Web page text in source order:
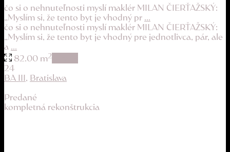
čo si o nehnuteľnosti myslí maklér MILAN ČIERŤAŽSKÝ:
„Myslím si, že tento byt je vhodný pr ...
čo si o nehnuteľnosti myslí maklér MILAN ČIERŤAŽSKÝ:
„Myslím si, že tento byt je vhodný pre jednotlivca, pár, ale
a ...
82.00 m2
24
BA III Bratislava
Predané
kompletná rekonštrukcia